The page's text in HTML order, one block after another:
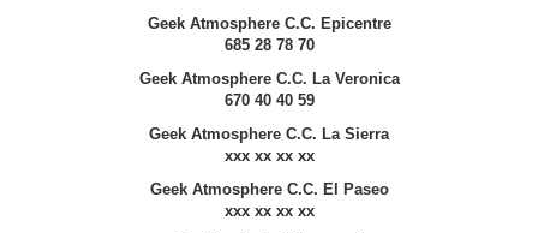
Geek Atmosphere C.C. Epicentre
685 28 78 70
Geek Atmosphere C.C. La Veronica
670 40 40 59
Geek Atmosphere C.C. La Sierra
xxx xx xx xx
Geek Atmosphere C.C. El Paseo
xxx xx xx xx